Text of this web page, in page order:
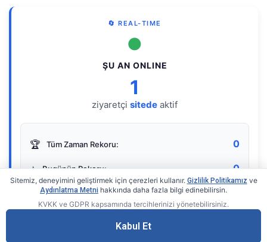
🔄 REAL-TIME
●
ŞU AN ONLINE
1
ziyaretçi sitede aktif
🏆 Tüm Zaman Rekoru: 0
⭐ Bugünün Rekoru: 0
Gerçek zamanlı sayaç
Sitemiz, deneyimini geliştirmek için çerezleri kullanır. Gizlilik Politikamız ve
Aydınlatma Metni hakkında daha fazla bilgi edinebilirsin.
KVKK ve GDPR kapsamında tercihlerinizi yönetebilirsiniz.
Kabul Et